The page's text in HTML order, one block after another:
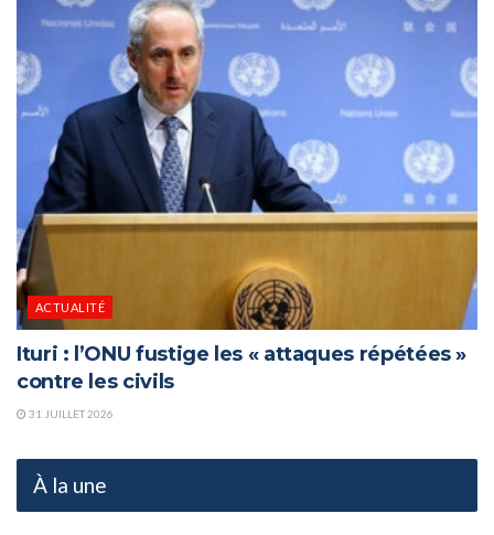
ACTUALITÉ
Ituri : l’ONU fustige les « attaques répétées »
contre les civils
31 JUILLET 2026
À la une